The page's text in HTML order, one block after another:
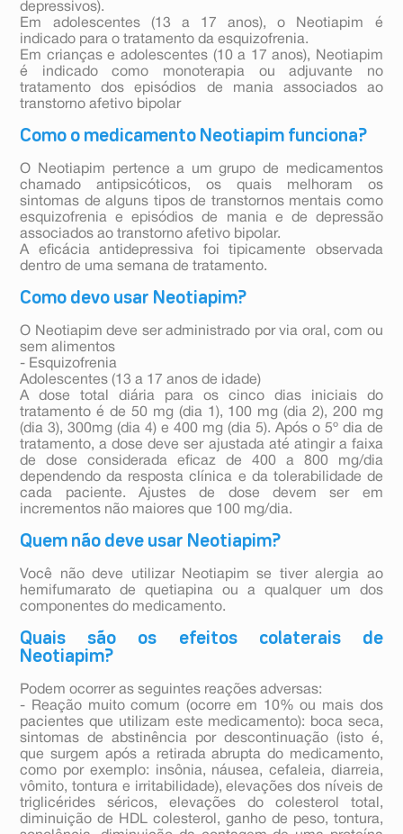
depressivos).
Em adolescentes (13 a 17 anos), o Neotiapim é
indicado para o tratamento da esquizofrenia.
Em crianças e adolescentes (10 a 17 anos), Neotiapim
é indicado como monoterapia ou adjuvante no
tratamento dos episódios de mania associados ao
transtorno afetivo bipolar
Como o medicamento Neotiapim funciona?
O Neotiapim pertence a um grupo de medicamentos
chamado antipsicóticos, os quais melhoram os
sintomas de alguns tipos de transtornos mentais como
esquizofrenia e episódios de mania e de depressão
associados ao transtorno afetivo bipolar.
A eficácia antidepressiva foi tipicamente observada
dentro de uma semana de tratamento.
Como devo usar Neotiapim?
O Neotiapim deve ser administrado por via oral, com ou
sem alimentos
- Esquizofrenia
Adolescentes (13 a 17 anos de idade)
A dose total diária para os cinco dias iniciais do
tratamento é de 50 mg (dia 1), 100 mg (dia 2), 200 mg
(dia 3), 300mg (dia 4) e 400 mg (dia 5). Após o 5º dia de
tratamento, a dose deve ser ajustada até atingir a faixa
de dose considerada eficaz de 400 a 800 mg/dia
dependendo da resposta clínica e da tolerabilidade de
cada paciente. Ajustes de dose devem ser em
incrementos não maiores que 100 mg/dia.
Quem não deve usar Neotiapim?
Você não deve utilizar Neotiapim se tiver alergia ao
hemifumarato de quetiapina ou a qualquer um dos
componentes do medicamento.
Quais são os efeitos colaterais de
Neotiapim?
Podem ocorrer as seguintes reações adversas:
- Reação muito comum (ocorre em 10% ou mais dos
pacientes que utilizam este medicamento): boca seca,
sintomas de abstinência por descontinuação (isto é,
que surgem após a retirada abrupta do medicamento,
como por exemplo: insônia, náusea, cefaleia, diarreia,
vômito, tontura e irritabilidade), elevações dos níveis de
triglicérides séricos, elevações do colesterol total,
diminuição de HDL colesterol, ganho de peso, tontura,